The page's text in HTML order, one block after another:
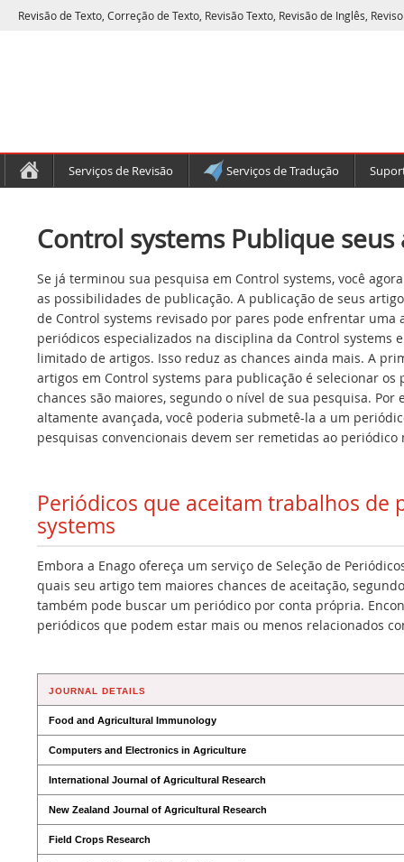
Revisão de Texto, Correção de Texto, Revisão Texto, Revisão de Inglês,
Serviços de Revisão Serviços de Tradução
Control systems Publique seus
Se já terminou sua pesquisa em Control systems, você
as possibilidades de publicação. A publicação de seus
de Control systems revisado por pares pode enfrentar uma
periódicos especializados na disciplina da Control systems
limitado de artigos. Isso reduz as chances ainda mais. A
artigos em Control systems para publicação é selecionar os
chances são maiores, segundo o nível de sua pesquisa. Por
altamente avançada, você poderia submetê-la a um
pesquisas convencionais devem ser remetidas ao
Periódicos que aceitam trabalhos de
systems
Embora a Enago ofereça um serviço de Seleção de
quais seu artigo tem maiores chances de aceitação,
também pode buscar um periódico por conta própria.
periódicos que podem estar mais ou menos relacionados
JOURNAL DETAILS
Food and Agricultural Immunology
Computers and Electronics in Agriculture
International Journal of Agricultural Research
New Zealand Journal of Agricultural Research
Field Crops Research